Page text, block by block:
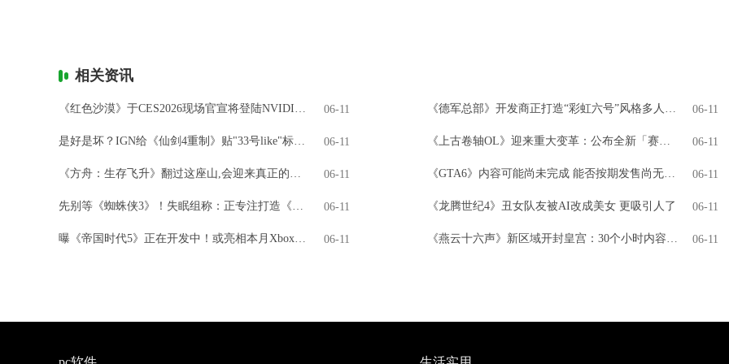
相关资讯
《红色沙漠》于CES2026现场官宣将登陆NVIDIA GeForce NOW 06-11 《德军总部》开发商正打造“彩虹六号”风格多人游戏 06-11
是好是坏？IGN给《仙剑4重制》贴"33号like"标签引热议 06-11 《上古卷轴OL》迎来重大变革：公布全新「赛季」模式，引领全新时代 06-11
《方舟：生存飞升》翻过这座山,会迎来真正的飞升吗? 06-11 《GTA6》内容可能尚未完成 能否按期发售尚无定论 06-11
先别等《蜘蛛侠3》！失眠组称：正专注打造《金刚狼》 06-11 《龙腾世纪4》丑女队友被AI改成美女 更吸引人了 06-11
曝《帝国时代5》正在开发中！或亮相本月Xbox直面会 06-11 《燕云十六声》新区域开封皇宫：30个小时内容 NPC超3000人 06-11